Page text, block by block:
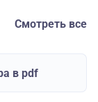
Смотреть все
в pdf